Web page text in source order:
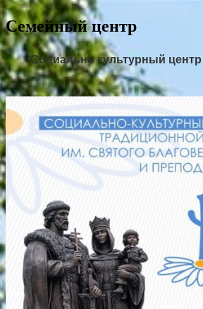
Семейный центр
Социально культурный центр